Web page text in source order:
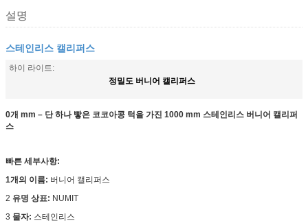
설명
스테인리스 캘리퍼스
하이 라이트:
정밀도 버니어 캘리퍼스
0개 mm – 단 하나 빻은 코코아콩 턱을 가진 1000 mm 스테인리스 버니어 캘리퍼
스
빠른 세부사항:
1개의 이름: 버니어 캘리퍼스
2 유명 상표: NUMIT
3 물자: 스테인리스